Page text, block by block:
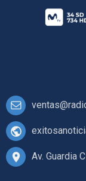
Av. Guardia